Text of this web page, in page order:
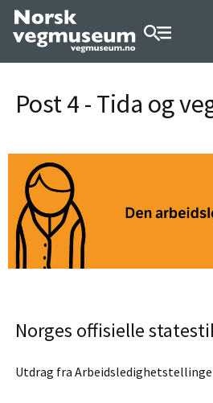
Post 4 - Tida og
Norges offisielle
Utdrag fra